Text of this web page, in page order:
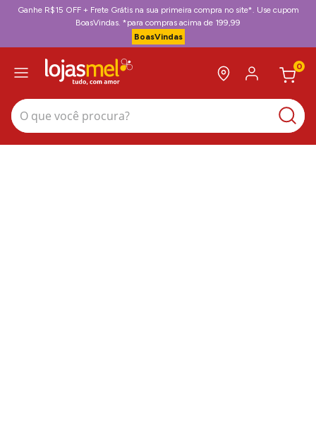
Ganhe R$15 OFF + Frete Grátis na sua primeira compra no site*. Use cupom
BoasVindas. *para compras acima de 199,99
BoasVindas
0
O que você procura?